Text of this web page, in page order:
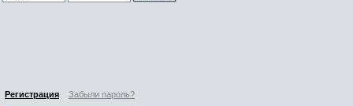
Регистрация Забыли пароль?